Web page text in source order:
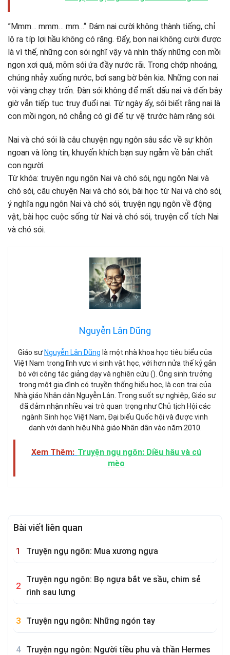
”Mmm… mmm… mm…“ Ðám nai cười không thành tiếng, chỉ
lộ ra típ lợi hầu không có răng. Ðấy, bọn nai không cười được
là vì thế, những con sói nghĩ vậy và nhìn thấy những con mồi
ngon xơi quá, mõm sói ứa đầy nước rãi. Trong chớp nhoáng,
chúng nhảy xuống nước, bơi sang bờ bên kia. Những con nai
vội vàng chạy trốn. Ðàn sói không để mất dấu nai và đến bây
giờ vẫn tiếp tục truy đuổi nai. Từ ngày ấy, sói biết rằng nai là
con mồi ngon, nó chẳng có gì để tự vệ trước hàm răng sói.
Nai và chó sói là câu chuyện ngụ ngôn sâu sắc về sự khôn
ngoan và lòng tin, khuyến khích bạn suy ngẫm về bản chất
con người.
Từ khóa: truyện ngụ ngôn Nai và chó sói, ngụ ngôn Nai và
chó sói, câu chuyện Nai và chó sói, bài học từ Nai và chó sói,
ý nghĩa ngụ ngôn Nai và chó sói, truyện ngụ ngôn về động
vật, bài học cuộc sống từ Nai và chó sói, truyện cổ tích Nai
và chó sói.
Nguyễn Lân Dũng
Giáo sư Nguyễn Lân Dũng là một nhà khoa học tiêu biểu của
Việt Nam trong lĩnh vực vi sinh vật học, với hơn nửa thế kỷ gắn
bó với công tác giảng dạy và nghiên cứu (). Ông sinh trưởng
trong một gia đình có truyền thống hiếu học, là con trai của
Nhà giáo Nhân dân Nguyễn Lân. Trong suốt sự nghiệp, Giáo sư
đã đảm nhận nhiều vai trò quan trọng như Chủ tịch Hội các
ngành Sinh học Việt Nam, Đại biểu Quốc hội và được vinh
danh với danh hiệu Nhà giáo Nhân dân vào năm 2010.
Xem Thêm: Truyện ngụ ngôn: Diều hâu và cú
mèo
Bài viết liên quan
Truyện ngụ ngôn: Mua xương ngựa
Truyện ngụ ngôn: Bọ ngựa bắt ve sầu, chim sẻ
rình sau lưng
Truyện ngụ ngôn: Những ngón tay
Truyện ngụ ngôn: Người tiều phu và thần Hermes